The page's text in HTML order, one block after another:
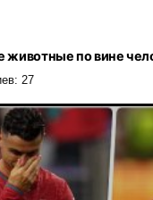
по вине
27